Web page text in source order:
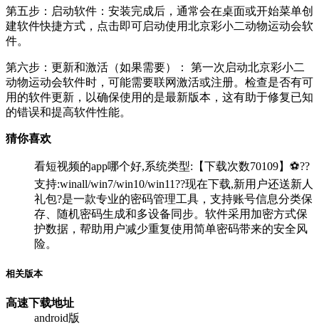
第五步：启动软件：安装完成后，通常会在桌面或开始菜单创
建软件快捷方式，点击即可启动使用北京彩小二动物运动会软
件。
第六步：更新和激活（如果需要）： 第一次启动北京彩小二
动物运动会软件时，可能需要联网激活或注册。检查是否有可
用的软件更新，以确保使用的是最新版本，这有助于修复已知
的错误和提高软件性能。
猜你喜欢
看短视频的app哪个好,系统类型:【下载次数70109】⚽??
支持:winall/win7/win10/win11??现在下载,新用户还送新人
礼包?是一款专业的密码管理工具，支持账号信息分类保
存、随机密码生成和多设备同步。软件采用加密方式保
护数据，帮助用户减少重复使用简单密码带来的安全风
险。
相关版本
高速下载地址
android版